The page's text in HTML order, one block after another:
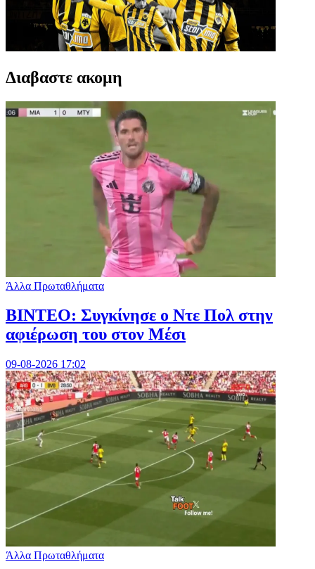
Διαβαστε ακομη
Άλλα Πρωταθλήματα
ΒΙΝΤΕΟ: Συγκίνησε ο Ντε Πολ στην
αφιέρωση του στον Μέσι
09-08-2026 17:02
Άλλα Πρωταθλήματα